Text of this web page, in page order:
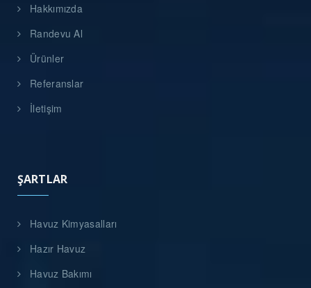
Hakkımızda
Randevu Al
Ürünler
Referanslar
İletişim
ŞARTLAR
Havuz Kimyasalları
Hazır Havuz
Havuz Bakımı